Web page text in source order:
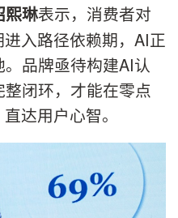
熙琳表示，消费者对
入路径依赖期，AI正
品牌亟待构建AI认
闭环，才能在零点
达用户心智。